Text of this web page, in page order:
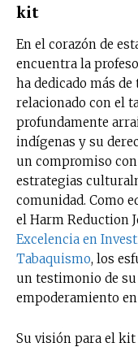
kit
En el corazón de
encuentra la
ha dedicado más
relacionado con el
profundamente
indígenas y su
un compromiso
estrategias
comunidad. Como
el Harm Reduction
Excelencia en
Tabaquismo, los
un testimonio de su
empoderamiento
Su visión para el